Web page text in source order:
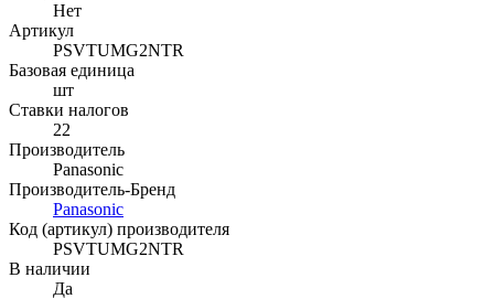
Нет
Артикул
PSVTUMG2NTR
Базовая единица
шт
Ставки налогов
22
Производитель
Panasonic
Производитель-Бренд
Panasonic
Код (артикул) производителя
PSVTUMG2NTR
В наличии
Да